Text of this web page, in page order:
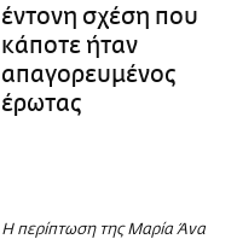
έντονη σχέση που
κάποτε ήταν
απαγορευμένος
έρωτας
Η περίπτωση της Μαρία Άνα